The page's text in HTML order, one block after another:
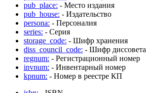
pub_place: - Место издания
pub_house: - Издательство
persona: - Персоналия
series: - Серия
storage_code: - Шифр хранения
diss_council_code: - Шифр диссовета
regnum: - Регистрационный номер
invnum: - Инвентарный номер
kpnum: - Номер в реестре КП